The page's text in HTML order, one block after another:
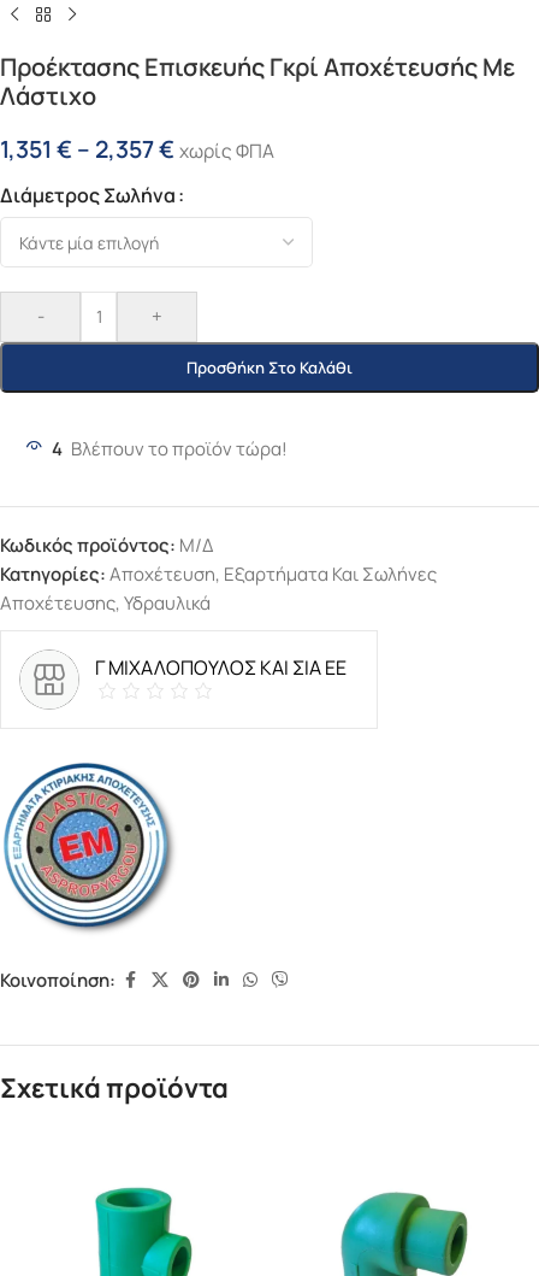
Προέκτασης Επισκευής Γκρί Αποχέτευσής Με
Λάστιχο
1,351 € – 2,357€ χωρίς ΦΠΑ
Διάμετρος Σωλήνα
- +
Προσθήκη Στο Καλάθι
4 Βλέπουν το προϊόν τώρα!
Κωδικός προϊόντος: Μ/Δ
Κατηγορίες:Αποχέτευση, Εξαρτήματα Και Σωλήνες
Αποχέτευσης,Υδραυλικά
Γ ΜΙΧΑΛΟΠΟΥΛΟΣ ΚΑΙ ΣΙΑ ΕΕ
Κοινοποίηση:
Σχετικά προϊόντα